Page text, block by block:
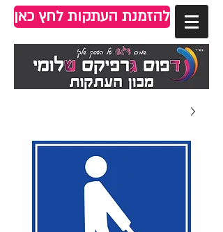
להזמנת העתקות לחץ כאן